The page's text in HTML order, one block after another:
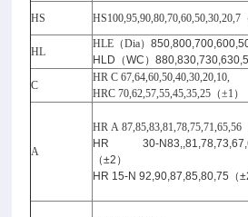
HS
HS100,95,90,80,70,60,50,30,20,7
HL
HLE （Dia）
HLD（WC）
C
HR C 67,64,60,50,40,30,20,10,
HRC 70,62,57,55,45,35,25 （±1 ）
A
HR A 87,85,83,81,78,75,71,65,56
HR 30-
（±2）
HR 15-N 92,90,87,85,80,75（